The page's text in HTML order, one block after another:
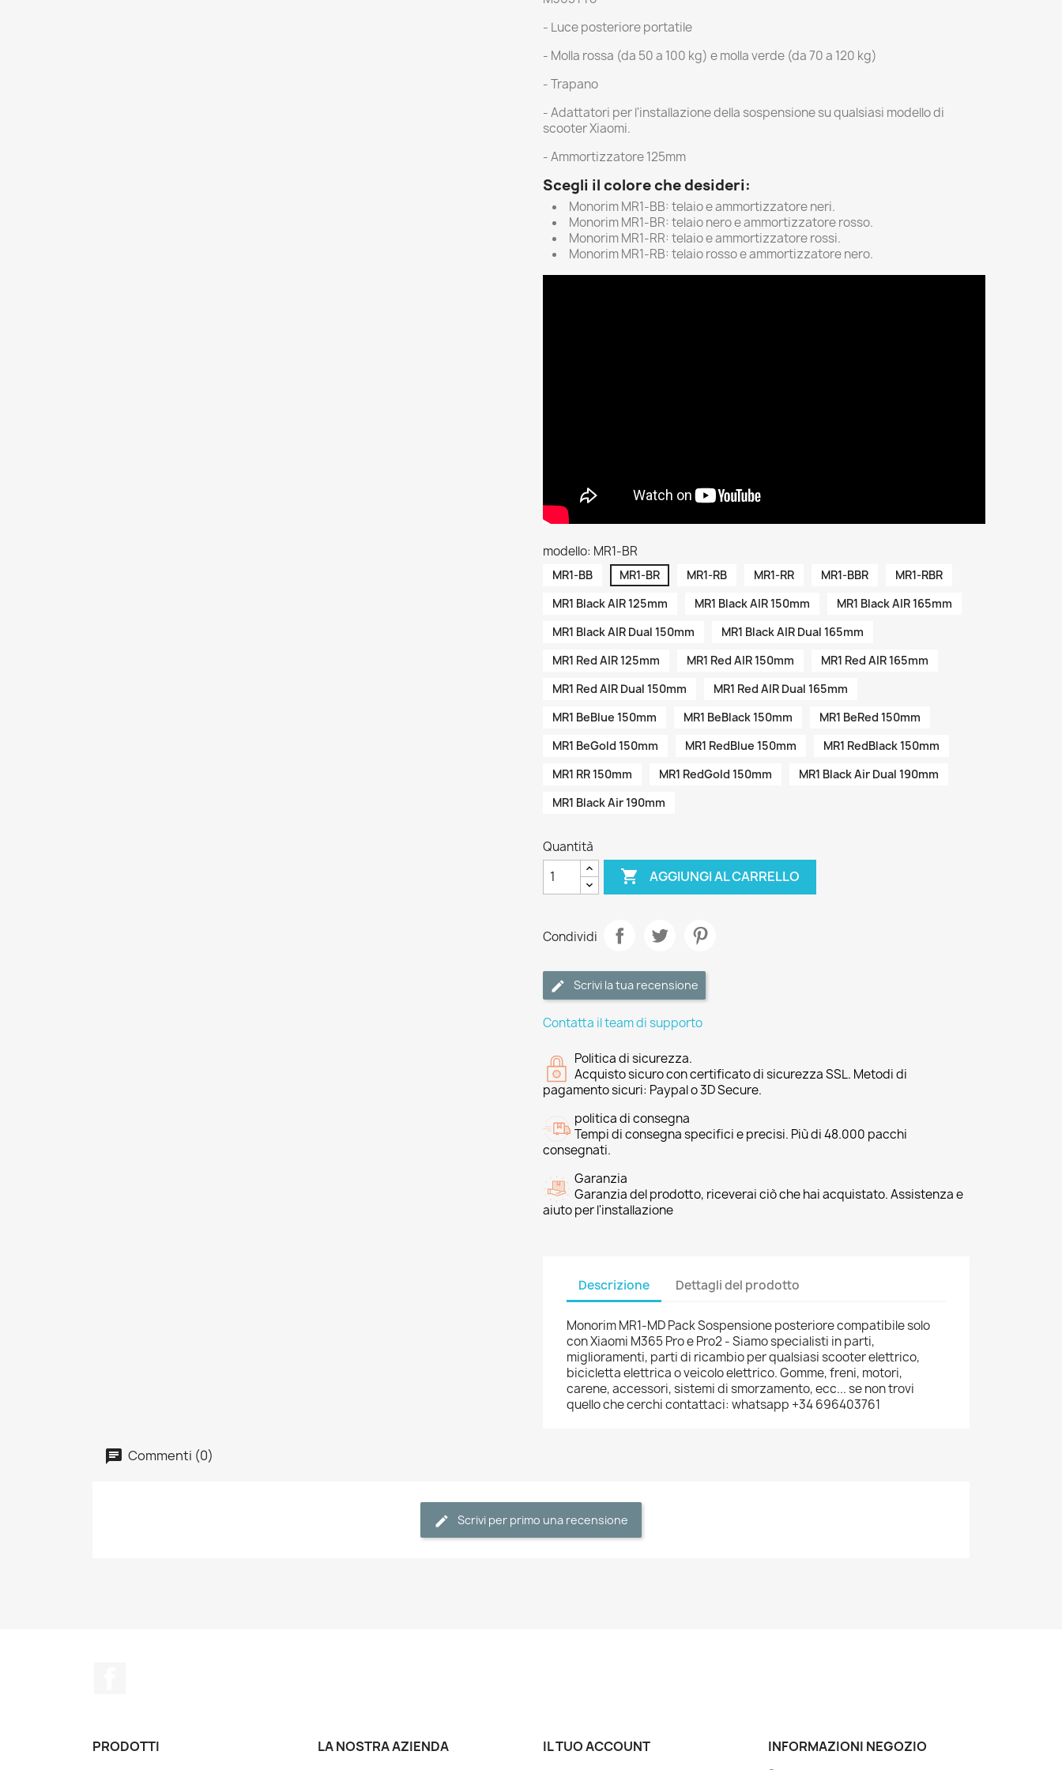
- Luce posteriore portatile
- Molla rossa (da 50 a 100 kg) e molla verde (da 70 a 120 kg)
- Trapano
- Adattatori per l'installazione della sospensione su qualsiasi modello di
scooter Xiaomi.
- Ammortizzatore 125mm
Scegli il colore che desideri:
Monorim MR1-BB: telaio e ammortizzatore neri.
Monorim MR1-BR: telaio nero e ammortizzatore rosso.
Monorim MR1-RR: telaio e ammortizzatore rossi.
Monorim MR1-RB: telaio rosso e ammortizzatore nero.
modello: MR1-BR
MR1-BB MR1-BR MR1-RB MR1-RR MR1-BBR
MR1-RBR
MR1 Black AIR 125mm
MR1 Black AIR 150mm
MR1 Black AIR 165mm
MR1 Black AIR Dual 150mm
MR1 Black AIR Dual 165mm
MR1 Red AIR 125mm
MR1 Red AIR 150mm
MR1 Red AIR 165mm
MR1 Red AIR Dual 150mm
MR1 Red AIR Dual 165mm
MR1 BeBlue 150mm
MR1 BeBlack 150mm
MR1 BeRed 150mm
MR1 BeGold 150mm
MR1 RedBlue 150mm
MR1 RedBlack 150mm
MR1 RR 150mm
MR1 RedGold 150mm
MR1 Black Air Dual 190mm
MR1 Black Air 190mm
Quantità
 AGGIUNGI AL CARRELLO
Condividi
Scrivi la tua recensione
Contatta il team di supporto
Politica di sicurezza.
Acquisto sicuro con certificato di sicurezza SSL. Metodi di
pagamento sicuri: Paypal o 3D Secure.
politica di consegna
Tempi di consegna specifici e precisi. Più di 48.000 pacchi
consegnati.
Garanzia
Garanzia del prodotto, riceverai ciò che hai acquistato. Assistenza e
aiuto per l'installazione
Descrizione Dettagli del prodotto
Monorim MR1-MD Pack Sospensione posteriore compatibile solo
con Xiaomi M365 Pro e Pro2 - Siamo specialisti in parti,
miglioramenti, parti di ricambio per qualsiasi scooter elettrico,
bicicletta elettrica o veicolo elettrico. Gomme, freni, motori,
carene, accessori, sistemi di smorzamento, ecc... se non trovi
quello che cerchi contattaci: whatsapp +34 696403761
Commenti (0)
Scrivi per primo una recensione
PRODOTTI LA NOSTRA AZIENDA IL TUO ACCOUNT INFORMAZIONI NEGOZIO